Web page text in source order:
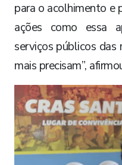
para o acolhimento e
ações como essa
serviços públicos das
mais precisam”,